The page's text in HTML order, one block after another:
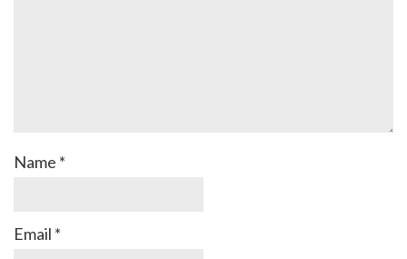
Name *
Email *